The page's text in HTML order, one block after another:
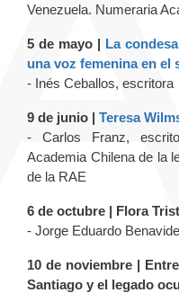
Venezuela. Numeraria
5 de mayo | La
una voz femenina en el
- Inés Ceballos, escritora
9 de junio | Teresa
- Carlos Franz,
Academia Chilena de la
de la RAE
6 de octubre | Flora
- Jorge Eduardo
10 de noviembre |
Santiago y el legado